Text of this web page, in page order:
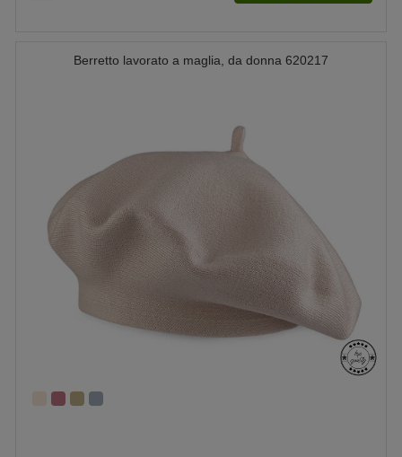
Berretto lavorato a maglia, da donna 620217